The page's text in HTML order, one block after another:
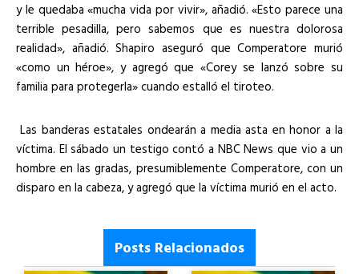
y le quedaba «mucha vida por vivir», añadió. «Esto parece una
terrible pesadilla, pero sabemos que es nuestra dolorosa
realidad», añadió. Shapiro aseguró que Comperatore murió
«como un héroe», y agregó que «Corey se lanzó sobre su
familia para protegerla» cuando estalló el tiroteo.
Las banderas estatales ondearán a media asta en honor a la
víctima. El sábado un testigo contó a NBC News que vio a un
hombre en las gradas, presumiblemente Comperatore, con un
disparo en la cabeza, y agregó que la víctima murió en el acto.
Posts Relacionados